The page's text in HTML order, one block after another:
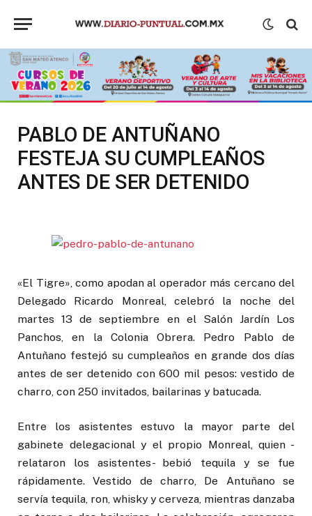
PABLO DE ANTUÑANO
FESTEJA SU CUMPLEAÑOS
ANTES DE SER DETENIDO
«El Tigre», como apodan al operador más cercano del
Delegado Ricardo Monreal, celebró la noche del
martes 13 de septiembre en el Salón Jardín Los
Panchos, en la Colonia Obrera. Pedro Pablo de
Antuñano festejó su cumpleaños en grande dos días
antes de ser detenido con 600 mil pesos: vestido de
charro, con 250 invitados, bailarinas y batucada.
Entre los asistentes estuvo la mayor parte del
gabinete delegacional y el propio Monreal, quien -
relataron los asistentes- bebió tequila y se fue
rápidamente. Vestido de charro, De Antuñano se
servía tequila, ron, whisky y cerveza, mientras danzaba